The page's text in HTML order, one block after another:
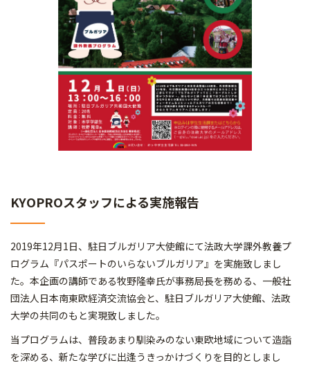
KYOPROスタッフによる実施報告
2019年12月1日、駐日ブルガリア大使館にて法政大学課外教養プ
ログラム『パスポートのいらないブルガリア』を実施致しまし
た。本企画の講師である牧野隆幸氏が事務局長を務める、一般社
団法人日本南東欧経済交流協会と、駐日ブルガリア大使館、法政
大学の共同のもと実現致しました。
当プログラムは、普段あまり馴染みのない東欧地域について造詣
を深める、新たな学びに出逢うきっかけづくりを目的としまし